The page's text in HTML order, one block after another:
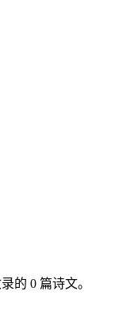
的 0 篇诗文。